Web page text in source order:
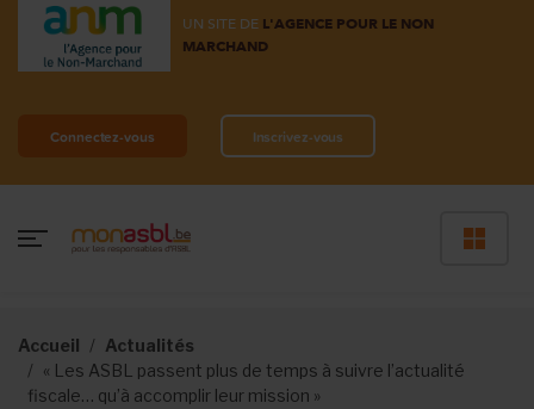
UN SITE DE L'AGENCE POUR LE NON
MARCHAND
Connectez-vous Inscrivez-vous
Accueil
Actualités
« Les ASBL passent plus de temps à suivre l’actualité
fiscale… qu’à accomplir leur mission »